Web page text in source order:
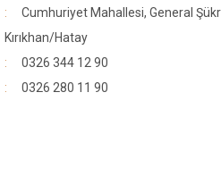
Cumhuriyet Mahallesi, General
Kırıkhan/Hatay
0326 344 12 90
0326 280 11 90